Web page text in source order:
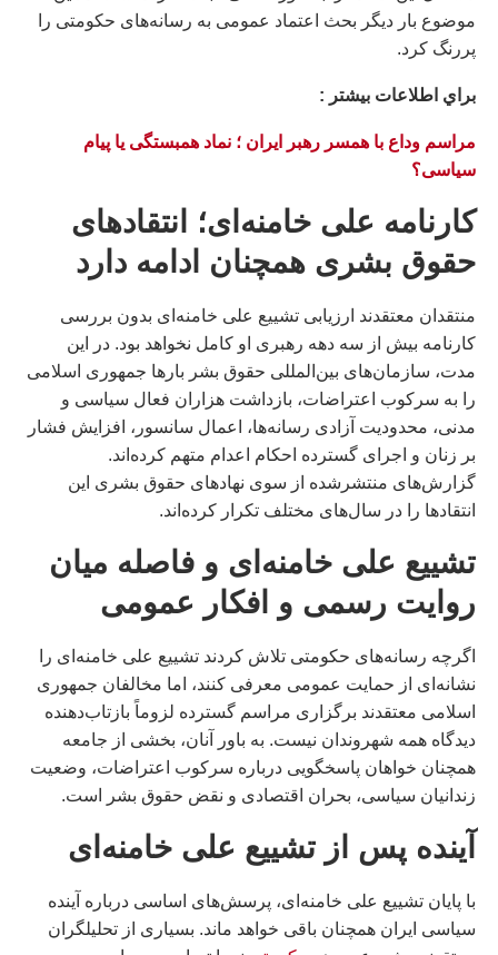
موضوع بار دیگر بحث اعتماد عمومی به رسانه‌های حکومتی را
پررنگ کرد.
براي اطلاعات بيشتر :
مراسم وداع با همسر رهبر ايران ؛ نماد همبستگی یا پیام
سیاسی؟
کارنامه علی خامنه‌ای؛ انتقادهای
حقوق بشری همچنان ادامه دارد
منتقدان معتقدند ارزیابی تشییع علی خامنه‌ای بدون بررسی
کارنامه بیش از سه دهه رهبری او کامل نخواهد بود. در این
مدت، سازمان‌های بین‌المللی حقوق بشر بارها جمهوری اسلامی
را به سرکوب اعتراضات، بازداشت هزاران فعال سیاسی و
مدنی، محدودیت آزادی رسانه‌ها، اعمال سانسور، افزایش فشار
بر زنان و اجرای گسترده احکام اعدام متهم کرده‌اند.
گزارش‌های منتشرشده از سوی نهادهای حقوق بشری این
انتقادها را در سال‌های مختلف تکرار کرده‌اند.
تشییع علی خامنه‌ای و فاصله میان
روایت رسمی و افکار عمومی
اگرچه رسانه‌های حکومتی تلاش کردند تشییع علی خامنه‌ای را
نشانه‌ای از حمایت عمومی معرفی کنند، اما مخالفان جمهوری
اسلامی معتقدند برگزاری مراسم گسترده لزوماً بازتاب‌دهنده
دیدگاه همه شهروندان نیست. به باور آنان، بخشی از جامعه
همچنان خواهان پاسخگویی درباره سرکوب اعتراضات، وضعیت
زندانیان سیاسی، بحران اقتصادی و نقض حقوق بشر است.
آینده پس از تشییع علی خامنه‌ای
با پایان تشییع علی خامنه‌ای، پرسش‌های اساسی درباره آینده
سیاسی ایران همچنان باقی خواهد ماند. بسیاری از تحلیلگران